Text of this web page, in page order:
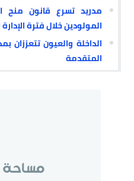
مدريد تسرع قانون منح
المولودين خلال فترة
الداخلة والعيون تتعززان
المتقدمة